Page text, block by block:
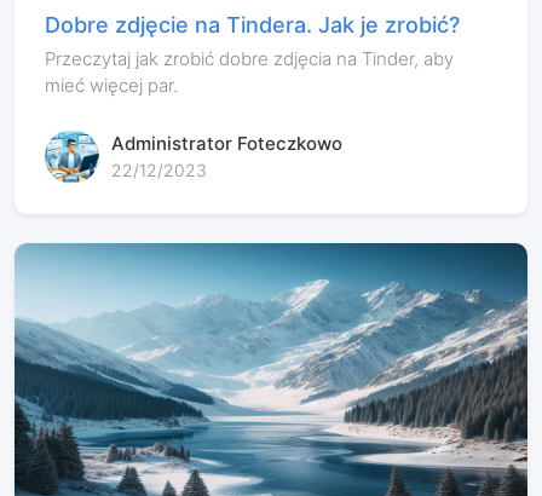
Dobre zdjęcie na Tindera. Jak je zrobić?
Przeczytaj jak zrobić dobre zdjęcia na Tinder, aby
mieć więcej par.
Administrator Foteczkowo
22/12/2023